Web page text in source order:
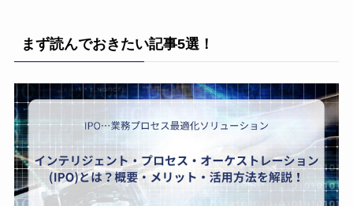
まず読んでおきたい記事5選！